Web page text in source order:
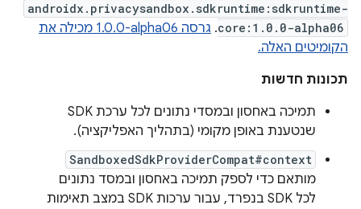
androidx.privacysandbox.sdkruntime:sdkruntime-
core:1.0.0-alpha06
.
גרסה ‎1.0.0-alpha06 מכילה את
הקומיטים האלה.
תכונות חדשות
תמיכה באחסון ובמסדי נתונים לכל ערכת SDK
שנטענת באופן מקומי (בתהליך האפליקציה).
SandboxedSdkProviderCompat#context
מותאם כדי לספק תמיכה באחסון ובמסד נתונים
לכל SDK בנפרד, עבור ערכות SDK במצב תאימות